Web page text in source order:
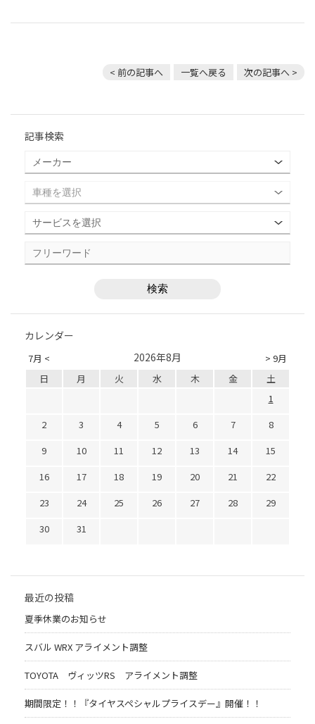
< 前の記事へ 一覧へ戻る 次の記事へ >
記事検索
カレンダー
7月 < > 9月
2026年8月
日 月 火 水 木 金
土
1
2
3 4 5 6 7
8
9
10 11 12 13 14
15
16
17 18 19 20 21
22
23
24 25 26 27 28
29
30
31
最近の投稿
夏季休業のお知らせ
スバル WRX アライメント調整
TOYOTA ヴィッツRS アライメント調整
期間限定！！『タイヤスペシャルプライスデー』開催！！